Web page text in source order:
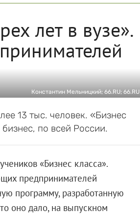
лет в вузе».
Константин Мельницкий; 66.RU; 66.RU
13 тыс. человек. «Бизнес
по всей России.
«Бизнес класса».
предпринимателей
программу, разработанную
оно дало, на выпускном